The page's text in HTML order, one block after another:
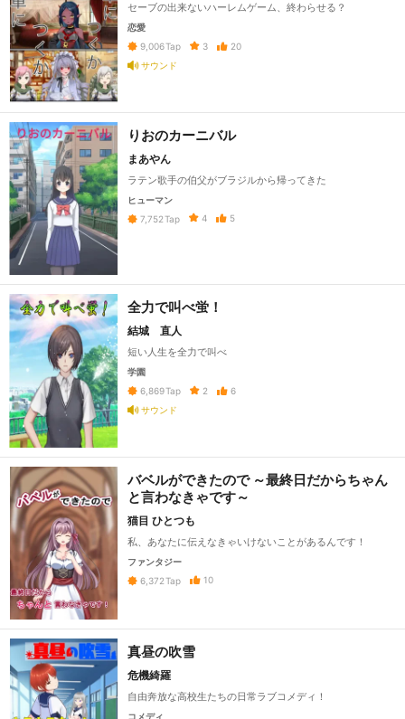
セーブの出来ないハーレムゲーム、終わらせる？
恋愛
9,006Tap 3
20
サウンド
りおのカーニバル
まあやん
ラテン歌手の伯父がブラジルから帰ってきた
ヒューマン
7,752 Tap 4 5
全力で叫べ蛍！
結城 直人
短い人生を全力で叫べ
学園
6,869Tap 2
6
サウンド
バベルができたので ～最終日だからちゃん
と言わなきゃです～
猫目 ひとつも
私、あなたに伝えなきゃいけないことがあるんです！
ファンタジー
6,372 Tap 10
真昼の吹雪
危機綺羅
自由奔放な高校生たちの日常ラブコメディ！
コメディ